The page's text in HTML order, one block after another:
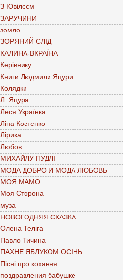
З Ювілеєм
ЗАРУЧИНИ
земле
ЗОРЯНИЙ СЛІД
КАЛИНА-ВКРАЇНА
Керівнику
Книги Людмили Яцури
Колядки
Л. Яцура
Леся Українка
Ліна Костенко
Лірика
Любов
МИХАЙЛУ ПУДЛІ
МОДА ДОБРО И МОДА ЛЮБОВЬ
МОЯ МАМО
Моя Сторона
муза
НОВОГОДНЯЯ СКАЗКА
Олена Теліга
Павло Тичина
ПАХНЕ ЯБЛУКОМ ОСІНЬ…
Пісні про кохання
поздравления бабушке